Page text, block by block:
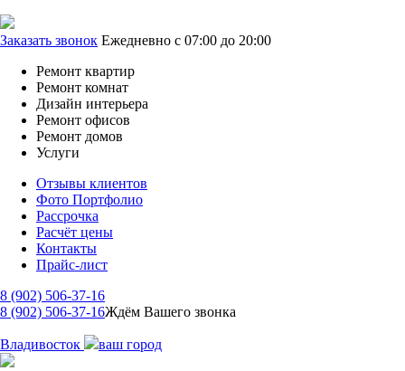
Заказать звонок Ежедневно с 07:00 до 20:00
Ремонт квартир
Ремонт комнат
Дизайн интерьера
Ремонт офисов
Ремонт домов
Услуги
Отзывы клиентов
Фото Портфолио
Рассрочка
Расчёт цены
Контакты
Прайс-лист
8 (902) 506-37-16
8 (902) 506-37-16Ждём Вашего звонка
Владивосток ваш город